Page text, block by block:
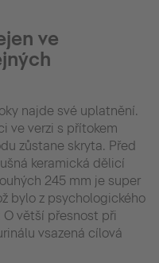
ve
najde své uplatnění.
ve verzi s přítokem
zůstane skryta. Před
keramická dělicí
245 mm je super
bylo z psychologického
O větší přesnost při
vsazená cílová